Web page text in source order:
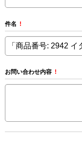
件名 !
お問い合わせ内容 !